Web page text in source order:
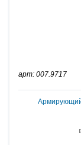
арт: 007.9717